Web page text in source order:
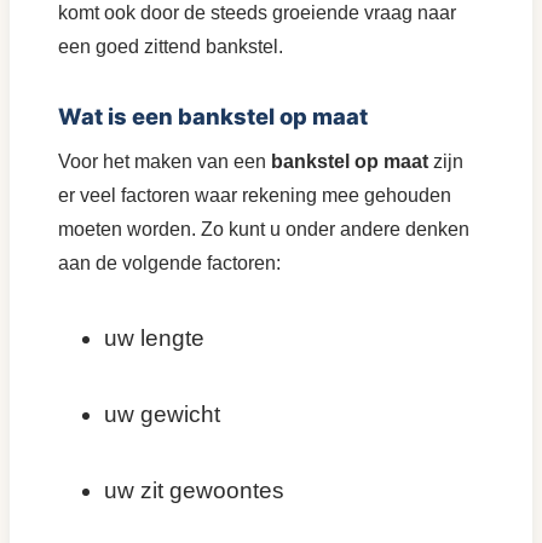
komt ook door de steeds groeiende vraag naar
een goed zittend bankstel.
Wat is een bankstel op maat
Voor het maken van een bankstel op maat zijn
er veel factoren waar rekening mee gehouden
moeten worden. Zo kunt u onder andere denken
aan de volgende factoren:
uw lengte
uw gewicht
uw zit gewoontes